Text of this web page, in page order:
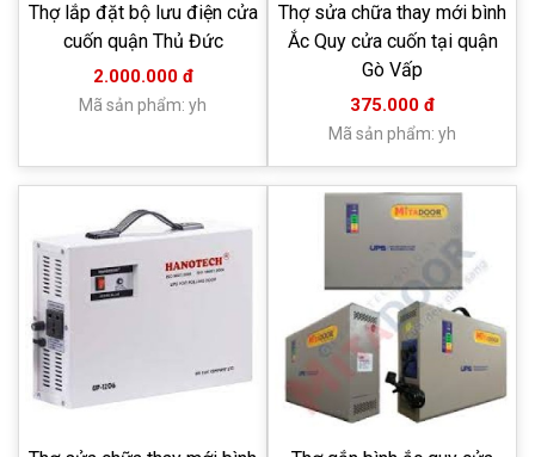
Thợ lắp đặt bộ lưu điện cửa
cuốn quận Thủ Đức
2.000.000 đ
Mã sản phẩm: yh
Thợ sửa chữa thay mới bình
Ắc Quy cửa cuốn tại quận
Gò Vấp
375.000 đ
Mã sản phẩm: yh